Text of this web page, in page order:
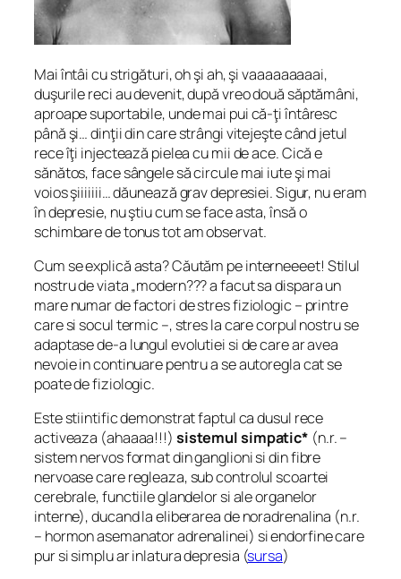
Mai întâi cu strigături, oh şi ah, şi vaaaaaaaaai,
duşurile reci au devenit, după vreo două săptămâni,
aproape suportabile, unde mai pui că-ţi întâresc
până şi… dinţii din care strângi vitejeşte când jetul
rece îţi injectează pielea cu mii de ace. Cică e
sănătos, face sângele să circule mai iute şi mai
voios şiiiiiii… dăunează grav depresiei. Sigur, nu eram
în depresie, nu ştiu cum se face asta, însă o
schimbare de tonus tot am observat.
Cum se explică asta? Căutăm pe interneeeet! Stilul
nostru de viata „modern??? a facut sa dispara un
mare numar de factori de stres fiziologic – printre
care si socul termic –, stres la care corpul nostru se
adaptase de-a lungul evolutiei si de care ar avea
nevoie in continuare pentru a se autoregla cat se
poate de fiziologic.
Este stiintific demonstrat faptul ca dusul rece
activeaza (ahaaaa!!!) sistemul simpatic* (n.r. –
sistem nervos format din ganglioni si din fibre
nervoase care regleaza, sub controlul scoartei
cerebrale, functiile glandelor si ale organelor
interne), ducand la eliberarea de noradrenalina (n.r.
– hormon asemanator adrenalinei) si endorfine care
pur si simplu ar inlatura depresia (sursa)